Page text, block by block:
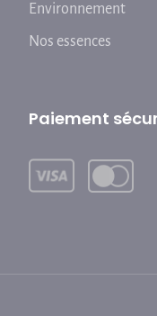
Environnement
Nos essences
Paiement